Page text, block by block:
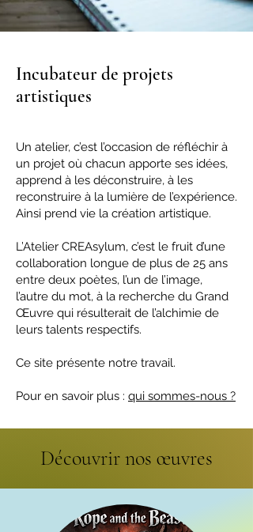
Incubateur de projets
artistiques
Un atelier, c’est l’occasion de réfléchir à
un projet où chacun apporte ses idées,
apprend à les déconstruire, à les
reconstruire à la lumière de l’expérience.
Ainsi prend vie la création artistique.
L’Atelier CREAsylum, c’est le fruit d’une
collaboration longue de plus de 25 ans
entre deux poètes, l’un de l’image,
l’autre du mot, à la recherche du Grand
Œuvre qui résulterait de l’alchimie de
leurs talents respectifs.
Ce site présente notre travail.
Pour en savoir plus : qui sommes-nous ?
Découvrir nos œuvres